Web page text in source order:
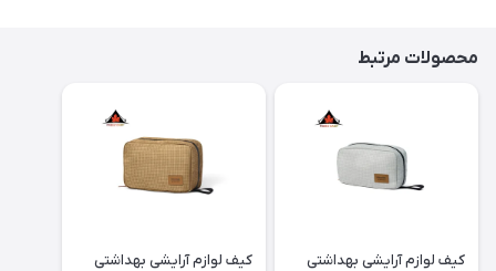
محصولات مرتبط
کیف لوازم آرایشی بهداشتی
کیف لوازم آرایشی بهداشتی